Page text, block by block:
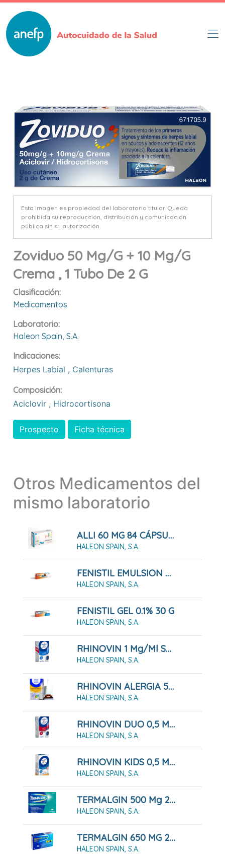
contenido
principal
Esta imagen es propiedad del laboratorio titular. Queda
prohibida su reproducción, distribución y comunicación
pública sin su autorización.
Zoviduo 50 Mg/g + 10 Mg/g
Crema , 1 Tubo De 2 G
Clasificación:
Medicamentos
Laboratorio:
Haleon Spain, S.a.
Indicaciones:
Herpes Labial , Calenturas
Composición:
Aciclovir , Hidrocortisona
Prospecto Ficha técnica
Otros Medicamentos del
mismo laboratorio
ALLI 60 MG 84 CÁPSULAS DURAS
HALEON SPAIN, S.A.
FENISTIL EMULSION 8 ML ROLL-ON
HALEON SPAIN, S.A.
FENISTIL GEL 0.1% 30 G
HALEON SPAIN, S.A.
RHINOVIN 1 Mg/ml SPRAY NASAL 10 ML
HALEON SPAIN, S.A.
RHINOVIN ALERGIA 50 MICROGRAMOS/PULVERIZACION SUSPENSION PARA PULVERIZACION NASAL, 60 Pulverizaciones
HALEON SPAIN, S.A.
RHINOVIN DUO 0,5 MG/ML+ 0.6 MG/ML PULVERIZACION NASAL , 10 Ml
HALEON SPAIN, S.A.
RHINOVIN KIDS 0,5 Mg/ml GOTAS NASALES 10ML
HALEON SPAIN, S.A.
TERMALGIN 500 Mg 24 COMPRIMIDOS RECUBIERTOS
HALEON SPAIN, S.A.
TERMALGIN 650 MG 20 COMPRIMIDOS
HALEON SPAIN, S.A.